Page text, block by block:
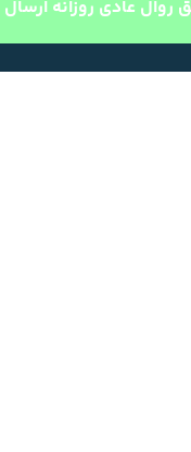
عادی روزانه ارسال